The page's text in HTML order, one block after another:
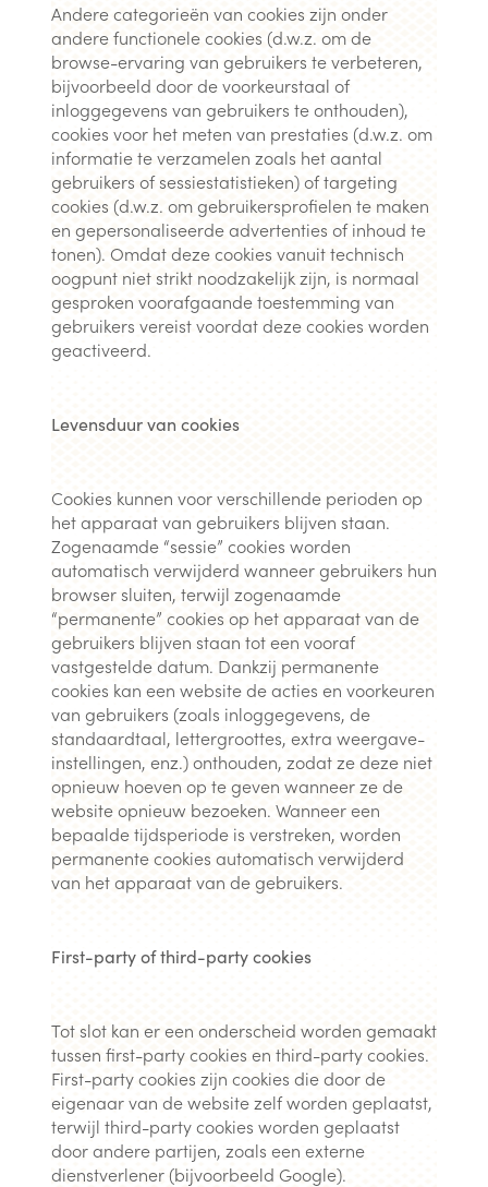
Andere categorieën van cookies zijn onder
andere functionele cookies (d.w.z. om de
browse-ervaring van gebruikers te verbeteren,
bijvoorbeeld door de voorkeurstaal of
inloggegevens van gebruikers te onthouden),
cookies voor het meten van prestaties (d.w.z. om
informatie te verzamelen zoals het aantal
gebruikers of sessiestatistieken) of targeting
cookies (d.w.z. om gebruikersprofielen te maken
en gepersonaliseerde advertenties of inhoud te
tonen). Omdat deze cookies vanuit technisch
oogpunt niet strikt noodzakelijk zijn, is normaal
gesproken voorafgaande toestemming van
gebruikers vereist voordat deze cookies worden
geactiveerd.
Levensduur van cookies
Cookies kunnen voor verschillende perioden op
het apparaat van gebruikers blijven staan.
Zogenaamde “sessie” cookies worden
automatisch verwijderd wanneer gebruikers hun
browser sluiten, terwijl zogenaamde
“permanente” cookies op het apparaat van de
gebruikers blijven staan tot een vooraf
vastgestelde datum. Dankzij permanente
cookies kan een website de acties en voorkeuren
van gebruikers (zoals inloggegevens, de
standaardtaal, lettergroottes, extra weergave-
instellingen, enz.) onthouden, zodat ze deze niet
opnieuw hoeven op te geven wanneer ze de
website opnieuw bezoeken. Wanneer een
bepaalde tijdsperiode is verstreken, worden
permanente cookies automatisch verwijderd
van het apparaat van de gebruikers.
First-party of third-party cookies
Tot slot kan er een onderscheid worden gemaakt
tussen first-party cookies en third-party cookies.
First-party cookies zijn cookies die door de
eigenaar van de website zelf worden geplaatst,
terwijl third-party cookies worden geplaatst
door andere partijen, zoals een externe
dienstverlener (bijvoorbeeld Google).